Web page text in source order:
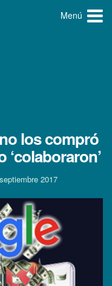
Menú
los compró
‘colaboraron’
2017